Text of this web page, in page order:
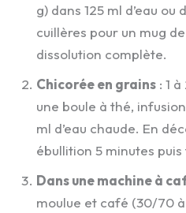
g) dans 125 ml d’eau ou
cuillères pour un mug
dissolution complète.
Chicorée en grains : 1
une boule à thé,
ml d’eau chaude. En
ébullition 5 minutes
Dans une machine à
moulue et café (30/70